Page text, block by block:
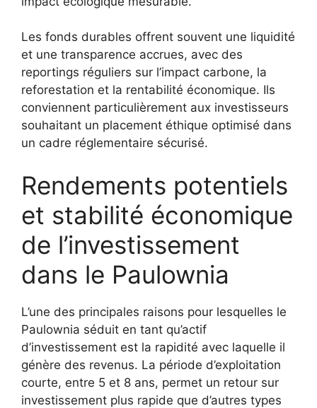
Les fonds durables offrent souvent une liquidité
et une transparence accrues, avec des
reportings réguliers sur l’impact carbone, la
reforestation et la rentabilité économique. Ils
conviennent particulièrement aux investisseurs
souhaitant un placement éthique optimisé dans
un cadre réglementaire sécurisé.
Rendements potentiels
et stabilité économique
de l’investissement
dans le Paulownia
L’une des principales raisons pour lesquelles le
Paulownia séduit en tant qu’actif
d’investissement est la rapidité avec laquelle il
génère des revenus. La période d’exploitation
courte, entre 5 et 8 ans, permet un retour sur
investissement plus rapide que d’autres types